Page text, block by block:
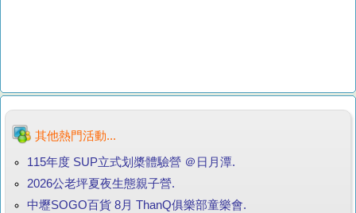
其他熱門活動...
115年度 SUP立式划槳體驗營 ＠日月潭.
2026公老坪夏夜生態親子營.
中壢SOGO百貨 8月 ThanQ俱樂部童樂會.